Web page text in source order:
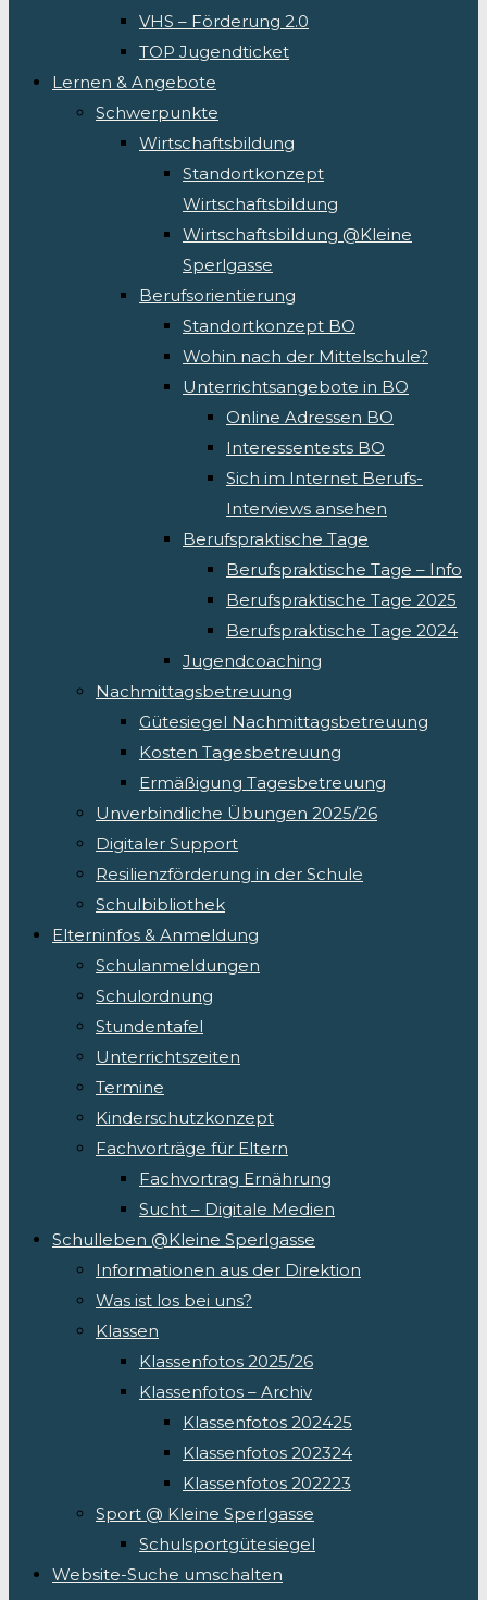
VHS – Förderung 2.0
TOP Jugendticket
Lernen & Angebote
Schwerpunkte
Wirtschaftsbildung
Standortkonzept
Wirtschaftsbildung
Wirtschaftsbildung @Kleine
Sperlgasse
Berufsorientierung
Standortkonzept BO
Wohin nach der Mittelschule?
Unterrichtsangebote in BO
Online Adressen BO
Interessentests BO
Sich im Internet Berufs-
Interviews ansehen
Berufspraktische Tage
Berufspraktische Tage – Info
Berufspraktische Tage 2025
Berufspraktische Tage 2024
Jugendcoaching
Nachmittagsbetreuung
Gütesiegel Nachmittagsbetreuung
Kosten Tagesbetreuung
Ermäßigung Tagesbetreuung
Unverbindliche Übungen 2025/26
Digitaler Support
Resilienzförderung in der Schule
Schulbibliothek
Elterninfos & Anmeldung
Schulanmeldungen
Schulordnung
Stundentafel
Unterrichtszeiten
Termine
Kinderschutzkonzept
Fachvorträge für Eltern
Fachvortrag Ernährung
Sucht – Digitale Medien
Schulleben @Kleine Sperlgasse
Informationen aus der Direktion
Was ist los bei uns?
Klassen
Klassenfotos 2025/26
Klassenfotos – Archiv
Klassenfotos 202425
Klassenfotos 202324
Klassenfotos 202223
Sport @ Kleine Sperlgasse
Schulsportgütesiegel
Website-Suche umschalten